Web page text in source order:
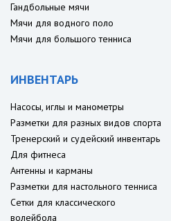
Гандбольные мячи
Мячи для водного поло
Мячи для большого тенниса
ИНВЕНТАРЬ
Насосы, иглы и манометры
Разметки для разных видов спорта
Тренерский и судейский инвентарь
Для фитнеса
Антенны и карманы
Разметки для настольного тенниса
Сетки для классического
волейбола